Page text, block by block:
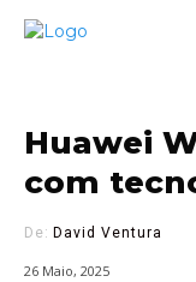
Huawei
com
De: David Ventura
26 Maio, 2025